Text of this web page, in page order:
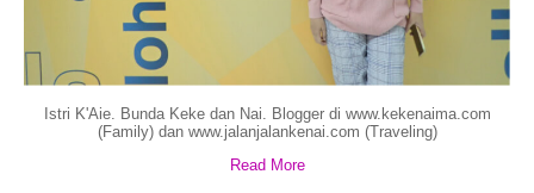
Istri K'Aie. Bunda Keke dan Nai. Blogger di www.kekenaima.com
(Family) dan www.jalanjalankenai.com (Traveling)
Read More